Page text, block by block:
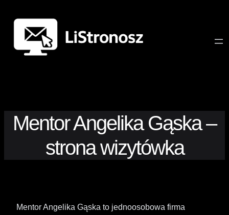
Mentor Angelika Gąska –
strona wizytówka
Mentor Angelika Gąska to jednoosobowa firma